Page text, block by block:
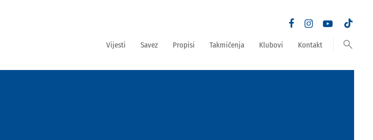
Vijesti Savez Propisi Takmičenja Klubovi Kontakt search